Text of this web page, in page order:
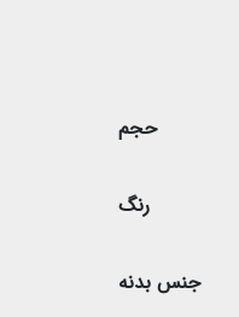
حجم
رنگ
جنس بدنه